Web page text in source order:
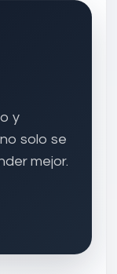
y
solo se
mejor.